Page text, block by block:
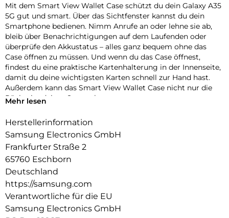
Mit dem Smart View Wallet Case schützt du dein Galaxy A35
5G gut und smart. Über das Sichtfenster kannst du dein
Smartphone bedienen. Nimm Anrufe an oder lehne sie ab,
bleib über Benachrichtigungen auf dem Laufenden oder
überprüfe den Akkustatus – alles ganz bequem ohne das
Case öffnen zu müssen. Und wenn du das Case öffnest,
findest du eine praktische Kartenhalterung in der Innenseite,
damit du deine wichtigsten Karten schnell zur Hand hast.
Außerdem kann das Smart View Wallet Case nicht nur die
Rückseite deines Smartphones,
schützen.
Mehr lesen
Herstellerinformation
Samsung Electronics GmbH
Frankfurter Straße 2
65760 Eschborn
Deutschland
https://samsung.com
Verantwortliche für die EU
Samsung Electronics GmbH